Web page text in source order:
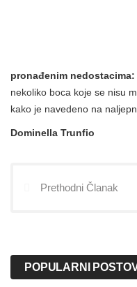
pronađenim nedostacima:
nekoliko boca koje se nisu
kako je navedeno na
Dominella Trunfio
Prethodni Članak
POPULARNI